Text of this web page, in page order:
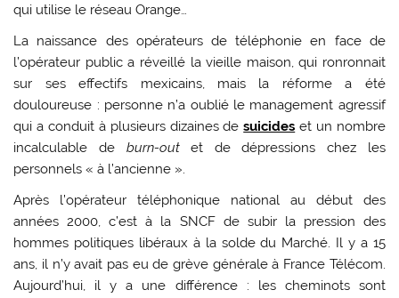
qui utilise le réseau Orange…
La naissance des opérateurs de téléphonie en face de
l’opérateur public a réveillé la vieille maison, qui ronronnait
sur ses effectifs mexicains, mais la réforme a été
douloureuse : personne n’a oublié le management agressif
qui a conduit à plusieurs dizaines desuicides et un nombre
incalculable de burn-outet de dépressions chez les
personnels « à l’ancienne ».
Après l’opérateur téléphonique national au début des
années 2000, c’est à la SNCF de subir la pression des
hommes politiques libéraux à la solde du Marché. Il y a 15
ans, il n’y avait pas eu de grève générale à France Télécom.
Aujourd’hui, il y a une différence : les cheminots sont